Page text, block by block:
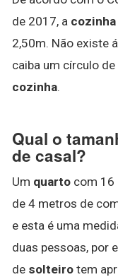
de 2017, a cozinha
2,50m. Não existe
caiba um círculo
cozinha.
Qual o
de casal?
Um quarto com 16
de 4 metros de
e esta é uma
duas pessoas, por
de solteiro tem